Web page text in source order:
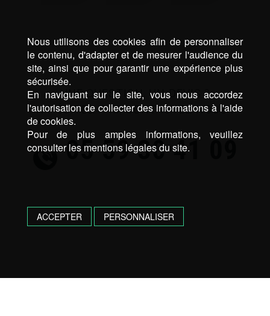
UNE QUESTION, UN DEVIS ?
N’HÉSITEZ PAS, CONTACTEZ NOUS !
05 59 30 41 09
Nous utilisons des cookies afin de personnaliser
le contenu, d'adapter et de mesurer l'audience du
site, ainsi que pour garantir une expérience plus
sécurisée.
En naviguant sur le site, vous nous accordez
l'autorisation de collecter des informations à l'aide
de cookies.
Pour de plus amples informations, veuillez
consulter les mentions légales du site.
ACCEPTER PERSONNALISER